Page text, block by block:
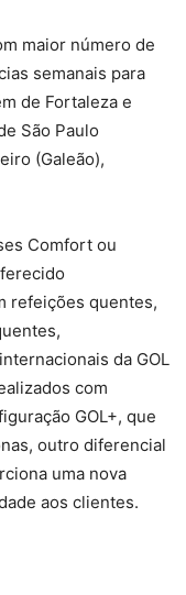
maior número de
semanais para
de Fortaleza e
São Paulo
(Galeão),
Comfort ou
refeições quentes,
da GOL
com
GOL+, que
outro diferencial
uma nova
aos clientes.